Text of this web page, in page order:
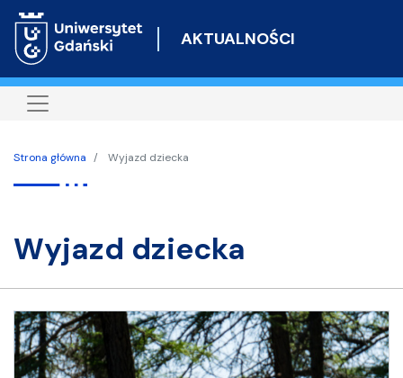
do
AKTUALNOŚCI
Strona główna Wyjazd dziecka
wyjazd dziecka